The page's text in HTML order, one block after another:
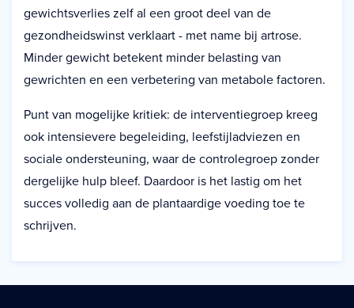
gewichtsverlies zelf al een groot deel van de
gezondheidswinst verklaart - met name bij artrose.
Minder gewicht betekent minder belasting van
gewrichten en een verbetering van metabole factoren.
Punt van mogelijke kritiek: de interventiegroep kreeg
ook intensievere begeleiding, leefstijladviezen en
sociale ondersteuning, waar de controlegroep zonder
dergelijke hulp bleef. Daardoor is het lastig om het
succes volledig aan de plantaardige voeding toe te
schrijven.